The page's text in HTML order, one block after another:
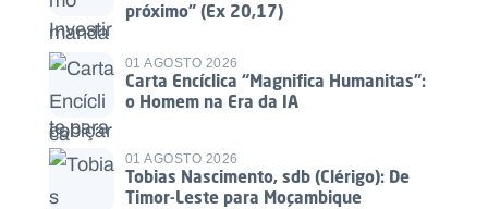
próximo” (Ex 20,17)
01 AGOSTO 2026
Carta Encíclica “Magnifica Humanitas”:
o Homem na Era da IA
01 AGOSTO 2026
Tobias Nascimento, sdb (Clérigo): De
Timor-Leste para Moçambique